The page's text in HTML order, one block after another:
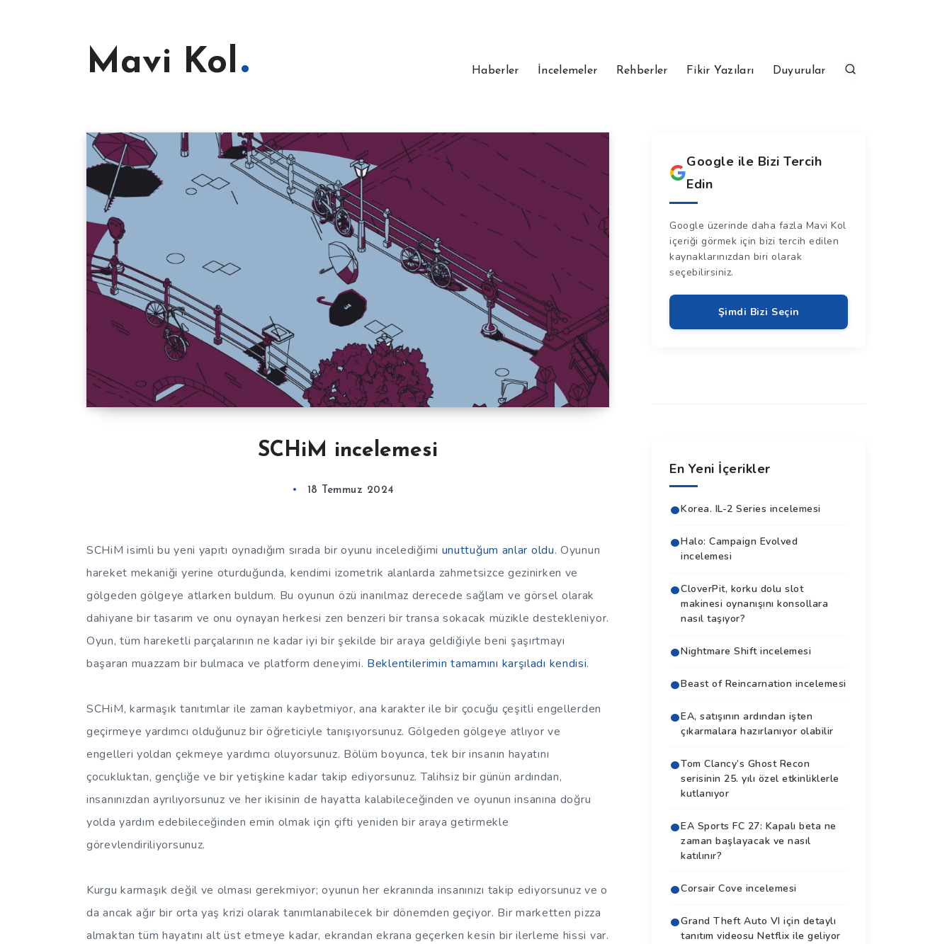
Mavi Kol Haberler İncelemeler Rehberler Fikir Yazıları Duyurular
SCHiM incelemesi
18 Temmuz 2024
SCHiM isimli bu yeni yapıtı oynadığım sırada bir oyunu incelediğimi unuttuğum anlar oldu. Oyunun
hareket mekaniği yerine oturduğunda, kendimi izometrik alanlarda zahmetsizce gezinirken ve
gölgeden gölgeye atlarken buldum. Bu oyunun özü inanılmaz derecede sağlam ve görsel olarak
dahiyane bir tasarım ve onu oynayan herkesi zen benzeri bir transa sokacak müzikle destekleniyor.
Oyun, tüm hareketli parçalarının ne kadar iyi bir şekilde bir araya geldiğiyle beni şaşırtmayı
başaran muazzam bir bulmaca ve platform deneyimi. Beklentilerimin tamamını karşıladı kendisi.
SCHiM, karmaşık tanıtımlar ile zaman kaybetmiyor, ana karakter ile bir çocuğu çeşitli engellerden
geçirmeye yardımcı olduğunuz bir öğreticiyle tanışıyorsunuz. Gölgeden gölgeye atlıyor ve
engelleri yoldan çekmeye yardımcı oluyorsunuz. Bölüm boyunca, tek bir insanın hayatını
çocukluktan, gençliğe ve bir yetişkine kadar takip ediyorsunuz. Talihsiz bir günün ardından,
insanınızdan ayrılıyorsunuz ve her ikisinin de hayatta kalabileceğinden ve oyunun insanına doğru
yolda yardım edebileceğinden emin olmak için çifti yeniden bir araya getirmekle
görevlendiriliyorsunuz.
Kurgu karmaşık değil ve olması gerekmiyor; oyunun her ekranında insanınızı takip ediyorsunuz ve o
da ancak ağır bir orta yaş krizi olarak tanımlanabilecek bir dönemden geçiyor. Bir marketten pizza
almaktan tüm hayatını alt üst etmeye kadar, ekrandan ekrana geçerken kesin bir ilerleme hissi var.
Google ile Bizi Tercih
Edin
Google üzerinde daha fazla Mavi Kol
içeriği görmek için bizi tercih edilen
kaynaklarınızdan biri olarak
seçebilirsiniz.
Şimdi Bizi Seçin
En Yeni İçerikler
Korea. IL-2 Series incelemesi
Halo: Campaign Evolved
incelemesi
CloverPit, korku dolu slot
makinesi oynanışını konsollara
nasıl taşıyor?
Nightmare Shift incelemesi
Beast of Reincarnation incelemesi
EA, satışının ardından işten
çıkarmalara hazırlanıyor olabilir
Tom Clancy’s Ghost Recon
serisinin 25. yılı özel etkinliklerle
kutlanıyor
EA Sports FC 27: Kapalı beta ne
zaman başlayacak ve nasıl
katılınır?
Corsair Cove incelemesi
Grand Theft Auto VI için detaylı
tanıtım videosu Netflix ile geliyor